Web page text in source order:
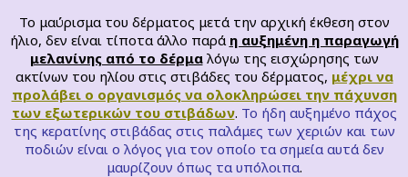
Το μαύρισμα του δέρματος μετά την αρχική έκθεση στον
ήλιο, δεν είναι τίποτα άλλο παρά η αυξημένη η παραγωγή
μελανίνης από το δέρμαλόγω της εισχώρησης των
ακτίνων του ηλίου στις στιβάδες του δέρματος, μέχρι να
προλάβει ο οργανισμός να ολοκληρώσει την πάχυνση
των εξωτερικών του στιβάδων. Το ήδη αυξημένο πάχος
της κερατίνης στιβάδας στις παλάμες των χεριών και των
ποδιών είναι ο λόγος για τον οποίο τα σημεία αυτά δεν
μαυρίζουν όπως τα υπόλοιπα.